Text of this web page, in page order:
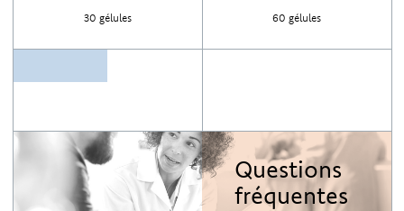
30 gélules 60 gélules
Questions
fréquentes